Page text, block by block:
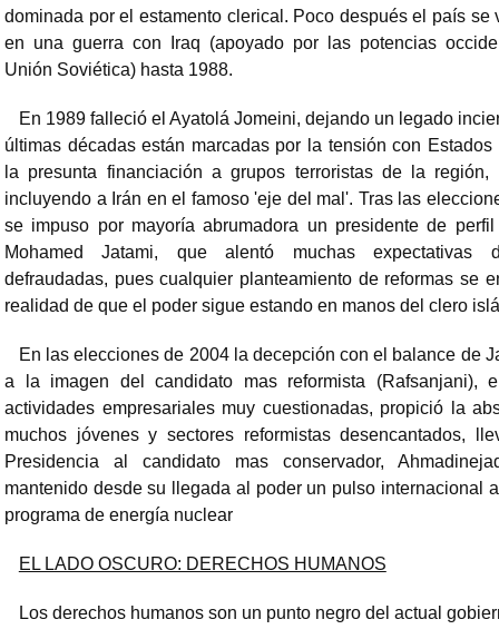
dominada por el estamento clerical. Poco después el país se
en una guerra con Iraq (apoyado por las potencias
Unión Soviética) hasta 1988.
En 1989 falleció el Ayatolá Jomeini, dejando un legado
últimas décadas están marcadas por la tensión con Estados
la presunta financiación a grupos terroristas de la región,
incluyendo a Irán en el famoso 'eje del mal'. Tras las
se impuso por mayoría abrumadora un presidente de perfil
Mohamed Jatami, que alentó muchas expectativas
defraudadas, pues cualquier planteamiento de reformas se
realidad de que el poder sigue estando en manos del clero
En las elecciones de 2004 la decepción con el balance de
a la imagen del candidato mas reformista (Rafsanjani),
actividades empresariales muy cuestionadas, propició la
muchos jóvenes y sectores reformistas desencantados,
Presidencia al candidato mas conservador,
mantenido desde su llegada al poder un pulso internacional
programa de energía nuclear
EL LADO OSCURO: DERECHOS HUMANOS
Los derechos humanos son un punto negro del actual